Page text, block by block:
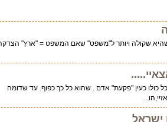
ויותר ל"משפט" שאם המשפט = "ארץ" הצדקה =
"פקעת" אדם . שהוא כל כך כפוף. עד שדומה